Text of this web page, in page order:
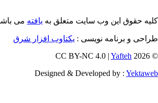
حقوق این وب سایت متعلق بهیافتهمی باشد.
و برنامه نویسی : یکتاوب افزار شرق
©
Yafteh
Designed & Developed by :